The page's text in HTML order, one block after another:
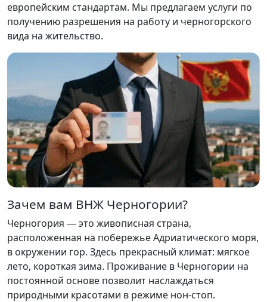
европейским стандартам. Мы предлагаем услуги по
получению разрешения на работу и черногорского
вида на жительство.
Зачем вам ВНЖ Черногории?
Черногория — это живописная страна,
расположенная на побережье Адриатического моря,
в окружении гор. Здесь прекрасный климат: мягкое
лето, короткая зима. Проживание в Черногории на
постоянной основе позволит наслаждаться
природными красотами в режиме нон-стоп.